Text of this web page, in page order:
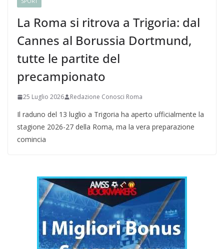
La Roma si ritrova a Trigoria: dal
Cannes al Borussia Dortmund,
tutte le partite del
precampionato
25 Luglio 2026 Redazione Conosci Roma
Il raduno del 13 luglio a Trigoria ha aperto ufficialmente la
stagione 2026-27 della Roma, ma la vera preparazione
comincia